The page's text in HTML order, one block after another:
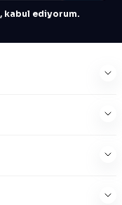
kabul ediyorum.